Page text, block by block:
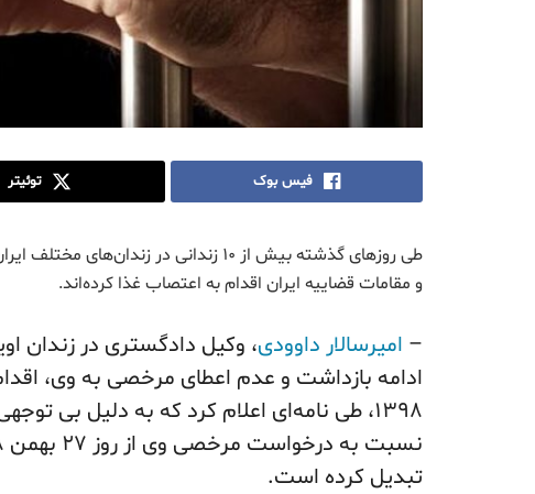
فیس بوک توئیتر
طی روزهای گذشته بیش از ۱۰ زندانی
و مقامات قضاییه ایران اقدام به اعتصاب غذا کرده‌اند.
– امیرسالار داوودی
۱۳۹۸، طی نامه‌ای اعلام کرد که به دلیل بی
تبدیل کرده است.